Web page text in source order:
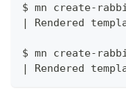
$ mn create-
|
Rendered
$ mn create-
|
Rendered